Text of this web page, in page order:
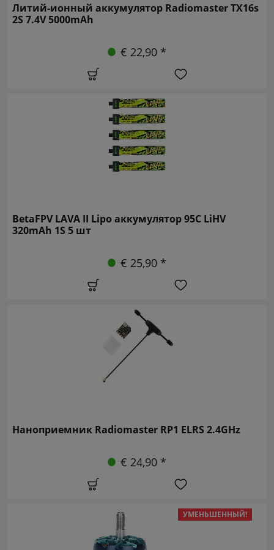
Литий-ионный аккумулятор Radiomaster TX16s
2S 7.4V 5000mAh
€ 22,90 *
BetaFPV LAVA II Lipo аккумулятор 95C LiHV
320mAh 1S 5 шт
€ 25,90 *
Наноприемник Radiomaster RP1 ELRS 2.4GHz
€ 24,90 *
УМЕНЬШЕННЫЙ!